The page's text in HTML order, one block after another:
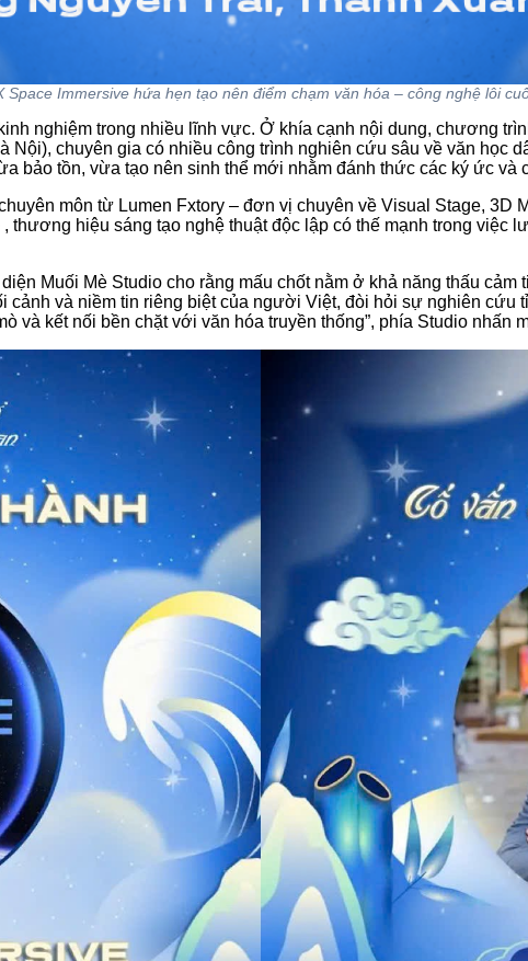
Space Immersive hứa hẹn tạo nên điểm chạm văn hóa – công nghệ lôi
nghiệm trong nhiều lĩnh vực. Ở khía cạnh nội dung, chương
chuyên gia có nhiều công trình nghiên cứu sâu về văn học
bảo tồn, vừa tạo nên sinh thể mới nhằm đánh thức các ký ức và
môn từ Lumen Fxtory – đơn vị chuyên về Visual Stage, 3D
, thương hiệu sáng tạo nghệ thuật độc lập có thế mạnh trong việc
Muối Mè Studio cho rằng mấu chốt nằm ở khả năng thấu
cảnh và niềm tin riêng biệt của người Việt, đòi hỏi sự nghiên
và kết nối bền chặt với văn hóa truyền thống”, phía Studio nhấn